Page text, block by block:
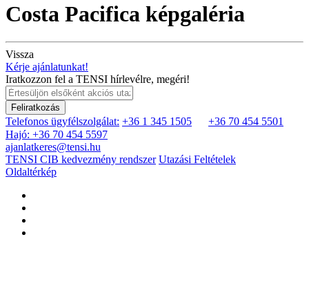
Costa Pacifica képgaléria
Vissza
Kérje ajánlatunkat!
Iratkozzon fel a TENSI hírlevélre, megéri!
Feliratkozás
Telefonos ügyfélszolgálat: +36 1 345 1505
+36 70 454 5501
Hajó: +36 70 454 5597
ajanlatkeres@tensi.hu
TENSI CIB kedvezmény rendszer Utazási Feltételek
Oldaltérkép